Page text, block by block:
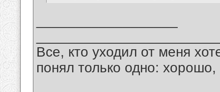
Все, кто уходил от меня
понял только одно: